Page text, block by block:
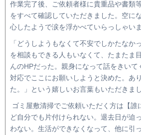
作業完了後、ご依頼者様に貴重品や書類
をすべて確認していただきました。空に
心したようで涙を浮かべていらっしゃいま
「どうしようもなくて不安でしかたなか
を相談もできる人もいなくて、たまたま
んのHPだった。親身になって話をきいて
対応でここにお願いしようと決めた。あ
た。」という嬉しいお言葉もいただきまし
ゴミ屋敷清掃でご依頼いただく方は【誰
ど自分でも片付けられない。退去日が迫
わない。生活ができなくなって、他に引